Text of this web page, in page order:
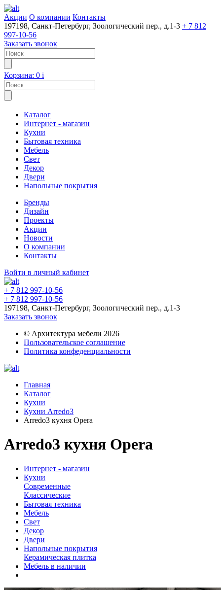
Акции О компании Контакты
197198, Санкт-Петербург, Зоологический пер., д.1-3 + 7 812
997-10-56
Заказать звонок
Корзина: 0 i
Каталог
Интернет - магазин
Кухни
Бытовая техника
Мебель
Свет
Декор
Двери
Напольные покрытия
Бренды
Дизайн
Проекты
Акции
Новости
О компании
Контакты
Войти в личный кабинет
+ 7 812 997-10-56
+ 7 812 997-10-56
197198, Санкт-Петербург, Зоологический пер., д.1-3
Заказать звонок
© Архитектура мебели 2026
Пользовательское соглашение
Политика конфеденциальности
Главная
Каталог
Кухни
Кухни Arredo3
Arredo3 кухня Opera
Arredo3 кухня Opera
Интернет - магазин
Кухни
Современные
Классические
Бытовая техника
Мебель
Свет
Декор
Двери
Напольные покрытия
Керамическая плитка
Мебель в наличии